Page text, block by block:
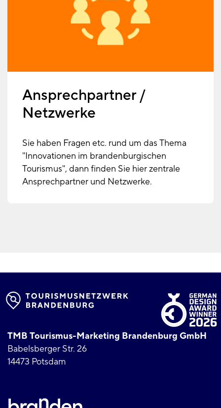
Ansprechpartner /
Netzwerke
Sie haben Fragen etc. rund um das Thema
"Innovationen im brandenburgischen
Tourismus", dann finden Sie hier zentrale
Ansprechpartner und Netzwerke.
TMB Tourismus-Marketing Brandenburg GmbH
Babelsberger Str. 26
14473 Potsdam